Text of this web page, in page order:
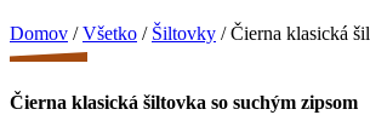
Domov /Všetko / Šiltovky / Čierna klasická
Čierna klasická šiltovka so suchým zipsom